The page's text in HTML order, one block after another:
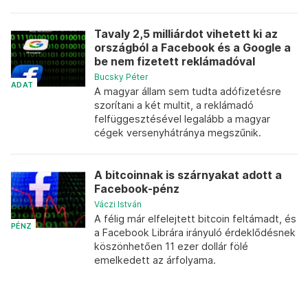
ADAT
Tavaly 2,5 milliárdot vihetett ki az
országból a Facebook és a Google a
be nem fizetett reklámadóval
Bucsky Péter
A magyar állam sem tudta adófizetésre
szorítani a két multit, a reklámadó
felfüggesztésével legalább a magyar
cégek versenyhátránya megszűnik.
PÉNZ
A bitcoinnak is szárnyakat adott a
Facebook-pénz
Váczi István
A félig már elfelejtett bitcoin feltámadt, és
a Facebook Librára irányuló érdeklődésnek
köszönhetően 11 ezer dollár fölé
emelkedett az árfolyama.